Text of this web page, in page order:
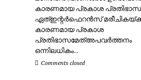
കാരണമായ പ്രകാശ
ഏത്ഇന്റർഫെറൻസ്
കാരണമായ പ്രകാശ
പ്രതിഭാസമേത്അപവർത്തനം
ഒന്നിലധികം...
Comments closed